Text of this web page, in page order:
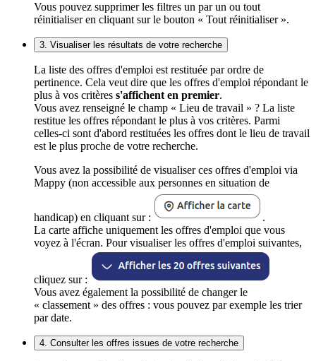
Vous pouvez supprimer les filtres un par un ou tout
réinitialiser en cliquant sur le bouton « Tout réinitialiser ».
3. Visualiser les résultats de votre recherche
La liste des offres d'emploi est restituée par ordre de
pertinence. Cela veut dire que les offres d'emploi répondant le
plus à vos critères s'affichent en premier.
Vous avez renseigné le champ « Lieu de travail » ? La liste
restitue les offres répondant le plus à vos critères. Parmi
celles-ci sont d'abord restituées les offres dont le lieu de travail
est le plus proche de votre recherche.
Vous avez la possibilité de visualiser ces offres d'emploi via
Mappy (non accessible aux personnes en situation de
handicap) en cliquant sur :
.
La carte affiche uniquement les offres d'emploi que vous
voyez à l'écran. Pour visualiser les offres d'emploi suivantes,
cliquez sur :
Vous avez également la possibilité de changer le
« classement » des offres : vous pouvez par exemple les trier
par date.
4. Consulter les offres issues de votre recherche